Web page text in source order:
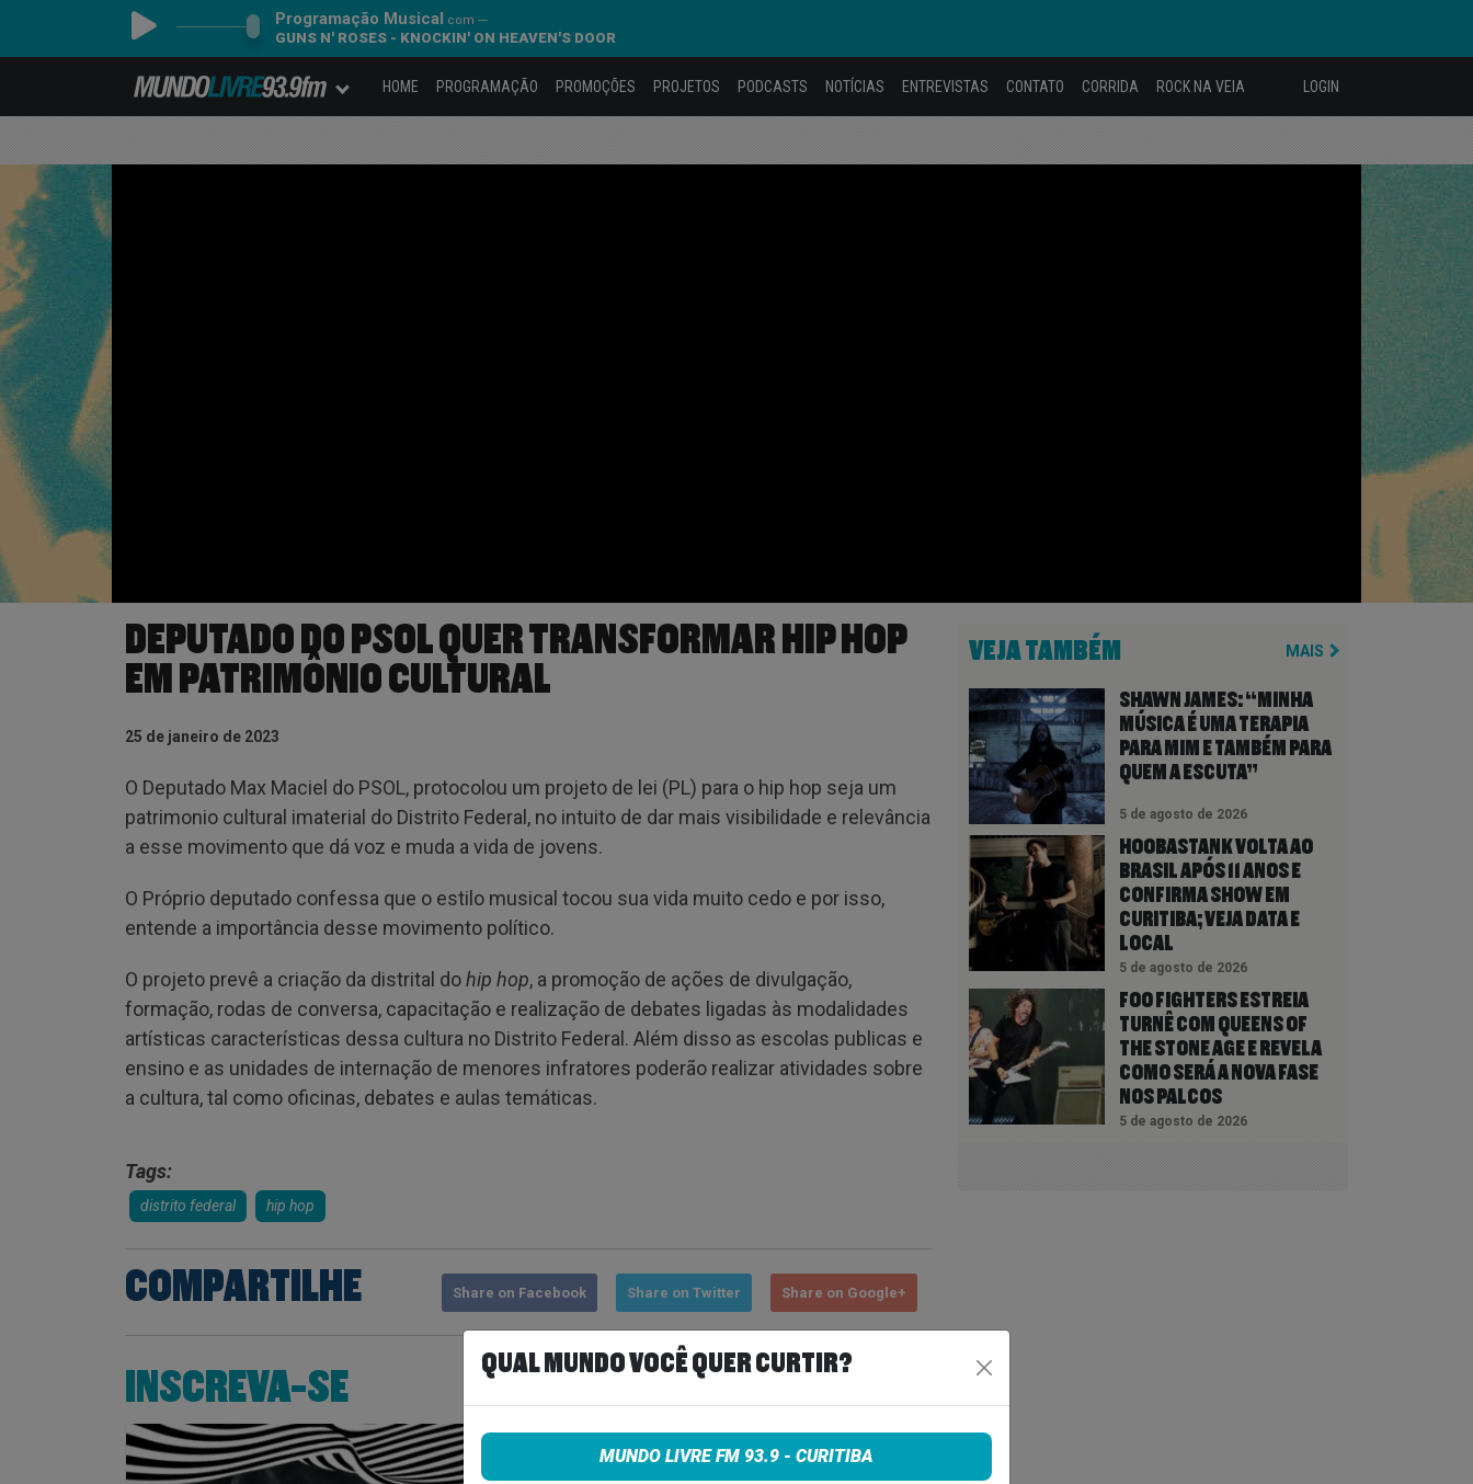
Programação Musical com ---
GUNS N' ROSES - KNOCKIN' ON HEAVEN'S DOOR
HOME PROGRAMAÇÃO PROMOÇÕES PROJETOS PODCASTS NOTÍCIAS ENTREVISTAS CONTATO CORRIDA ROCK NA VEIA LOGIN
DEPUTADO DO PSOL QUER TRANSFORMAR HIP HOP
EM PATRIMÔNIO CULTURAL
25 de janeiro de 2023
O Deputado Max Maciel do PSOL, protocolou um projeto de lei (PL) para o hip hop seja um
patrimonio cultural imaterial do Distrito Federal, no intuito de dar mais visibilidade e relevância
a esse movimento que dá voz e muda a vida de jovens.
O Próprio deputado confessa que o estilo musical tocou sua vida muito cedo e por isso,
entende a importância desse movimento político.
O projeto prevê a criação da distrital dohip hop, a promoção de ações de divulgação,
formação, rodas de conversa, capacitação e realização de debates ligadas às modalidades
artísticas características dessa cultura no Distrito Federal. Além disso as escolas publicas e
ensino e as unidades de internação de menores infratores poderão realizar atividades sobre
a cultura, tal como oficinas, debates e aulas temáticas.
Tags:
distrito federal hip hop
COMPARTILHE Share on Facebook Share on Twitter Share on Google+
VEJA TAMBÉM MAIS
SHAWN JAMES: “MINHA
MÚSICA É UMA TERAPIA
PARA MIM E TAMBÉM PARA
QUEM A ESCUTA”
5 de agosto de 2026
HOOBASTANK VOLTA AO
BRASIL APÓS 11 ANOS E
CONFIRMA SHOW EM
CURITIBA; VEJA DATA E
LOCAL
5 de agosto de 2026
FOO FIGHTERS ESTREIA
TURNÊ COM QUEENS OF
THE STONE AGE E REVELA
COMO SERÁ A NOVA FASE
NOS PALCOS
5 de agosto de 2026
INSCREVA-SE
QUAL MUNDO VOCÊ QUER CURTIR?
MUNDO LIVRE FM 93.9 - CURITIBA